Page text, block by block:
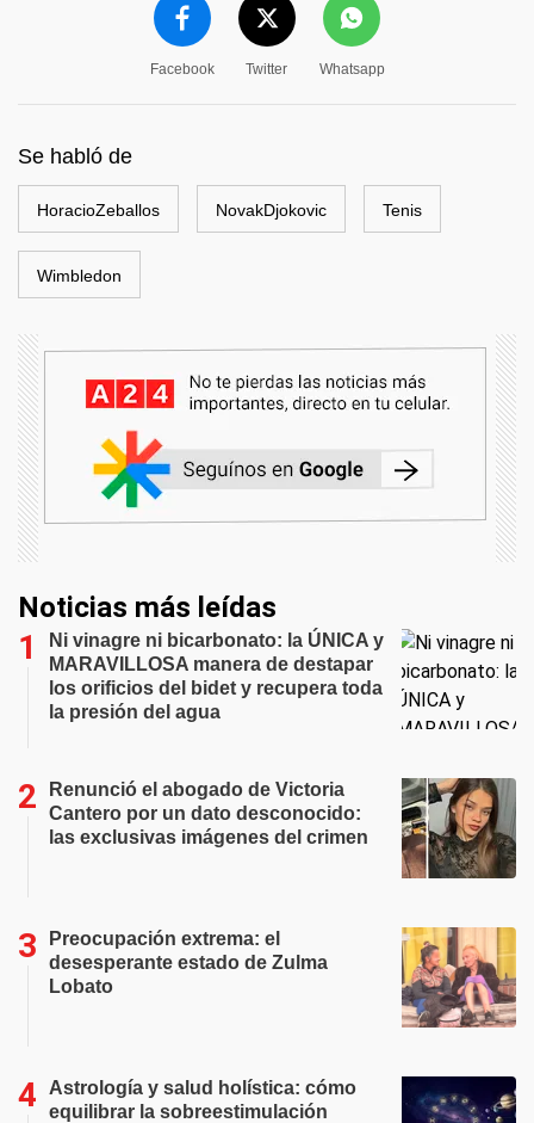
Facebook Twitter Whatsapp
Se habló de
HoracioZeballos NovakDjokovic Tenis
Wimbledon
Noticias más leídas
Ni vinagre ni bicarbonato: la ÚNICA y
MARAVILLOSA manera de destapar
los orificios del bidet y recupera toda
la presión del agua
Renunció el abogado de Victoria
Cantero por un dato desconocido:
las exclusivas imágenes del crimen
Preocupación extrema: el
desesperante estado de Zulma
Lobato
Astrología y salud holística: cómo
equilibrar la sobreestimulación